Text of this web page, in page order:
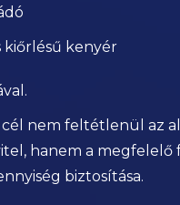
kiőrlésű kenyér
nem feltétlenül az
hanem a megfelelő
biztosítása.